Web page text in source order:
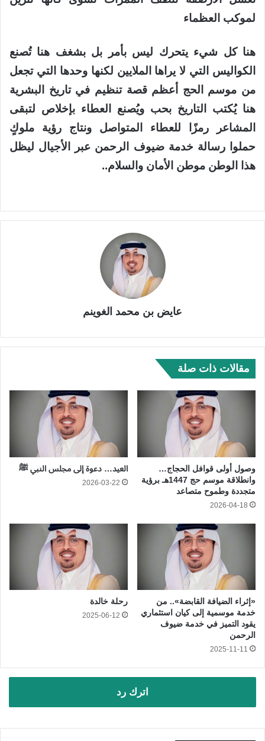
لموكب العظماء
هنا كل شيء يتحرك ليس بأمر بل بشغف هنا تُصنع
الكواليس التي لا يراها الملايين لكنها وحدها التي تجعل
من موسم الحج أعظم قصة تنظيم في تاريخ البشرية
هنا يُكتب التاريخ بحب ويُصنع العطاء بإخلاص لتبقى
المشاعر رمزًا للعطاء المتواصل ونتاج رؤية ملوكٍ
حملوا رسالة خدمة ضيوف الرحمن عبر الأجيال ليظل
هذا الوطن موطن الأمان والسلام..
عايض بن محمد الغوينم
مقالات ذات صلة
وصول أولى قوافل الحجاج…
وانطلاقة موسم حج 1447هـ برؤية
متجددة وطموح متصاعد
2026-04-18
العيد… دعوة إلى مجلس النبي ﷺ
2026-03-22
«إثراء الضيافة القابضة».. من
خدمة موسمية إلى كيان استثماري
يقود التميز في خدمة ضيوف
الرحمن
2025-11-11
رحلة خالدة
2025-06-12
اترك رد